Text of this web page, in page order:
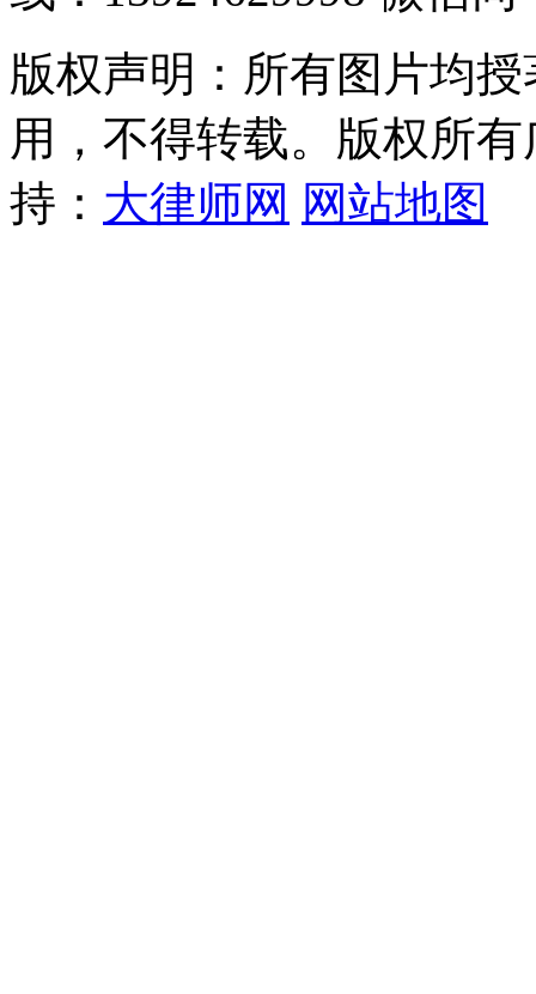
版权声明：所有图片均
用，不得转载。版权所
持： 大律师网 网站地图